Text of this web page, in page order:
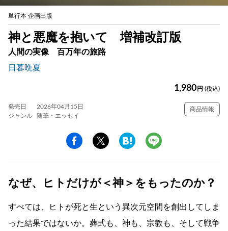
単行本 企画出版
神と悪魔を抱いて 増補改訂版
人間の実像 百万年の旅路
日暮晩夏
1,980 円 (税込)
発売日
2026年04月15日
ジャンル
随筆・エッセイ
商品情報
なぜ、ヒトだけが＜神＞をもったのか？
すべては、ヒトが死と生という異次元空間を創出してしま
った結果ではないか。葬式も、神も、宗教も、そして戦争